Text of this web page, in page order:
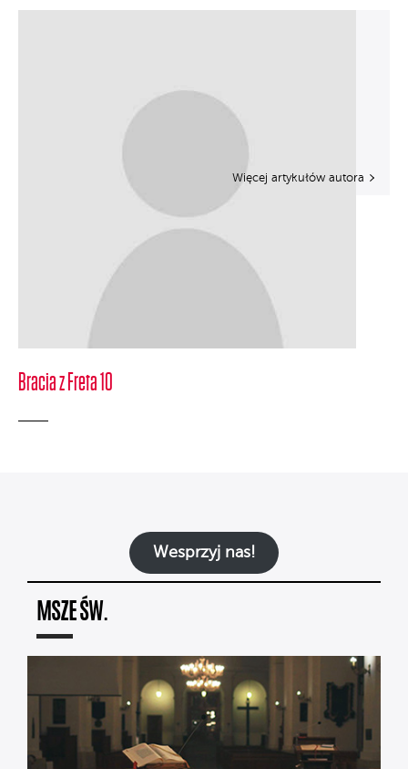
Bracia z Freta 10
Więcej artykułów autora
Wesprzyj nas!
MSZE ŚW.